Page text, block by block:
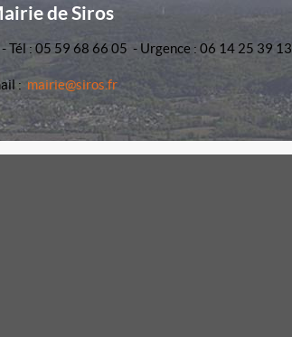
de Siros
Tél : 05 59 68 66 05 - Urgence : 06 14 25 39 13
: mairie@siros.fr